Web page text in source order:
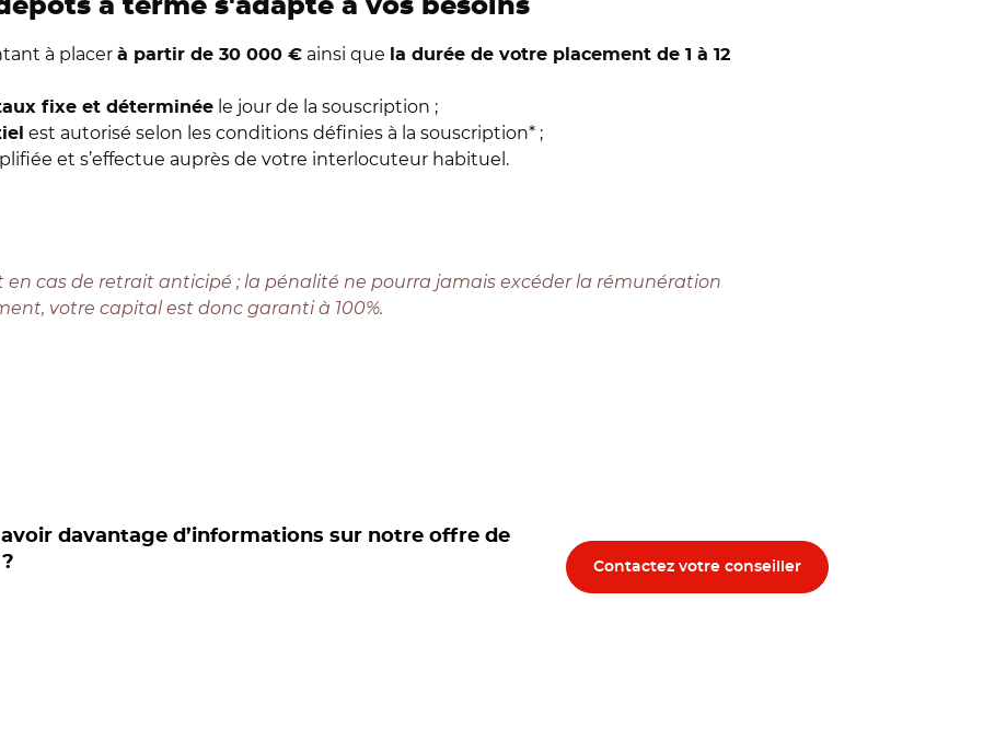
à terme s'adapte à vos besoins
à placer à partir de 30 000 € ainsi que
la durée de votre placement de 1 à 12
fixe et déterminée le jour de la souscription ;
est autorisé selon les conditions définies à la souscription* ;
et s’effectue auprès de votre interlocuteur habituel.
en cas de retrait anticipé ; la pénalité ne pourra jamais excéder la rémunération
votre capital est donc garanti à 100%.
davantage d’informations sur notre offre de
Contactez votre conseiller